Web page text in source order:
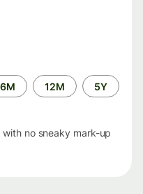
6M 12M 5Y
no sneaky mark-up